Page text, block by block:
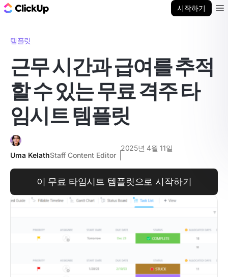
시작하기
템플릿
근무 시간과 급여를 추적
할 수 있는 무료 격주 타
임시트 템플릿
Uma KelathStaff Content Editor
2025년 4월 11일
이 무료 타임시트 템플릿으로 시작하기